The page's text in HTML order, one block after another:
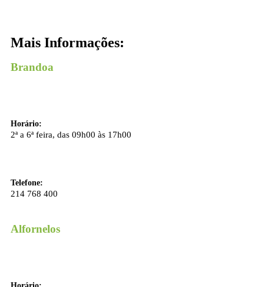
Mais Informações:
Brandoa
Horário:
2ª a 6ª feira, das 09h00 às 17h00
Telefone:
214 768 400
Alfornelos